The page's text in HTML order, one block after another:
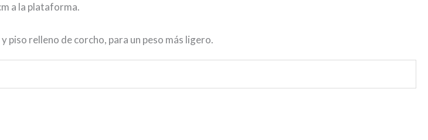
a la plataforma.
piso relleno de corcho, para un peso más ligero.